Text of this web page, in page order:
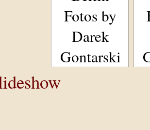
Fotos by
Darek
Gontarski